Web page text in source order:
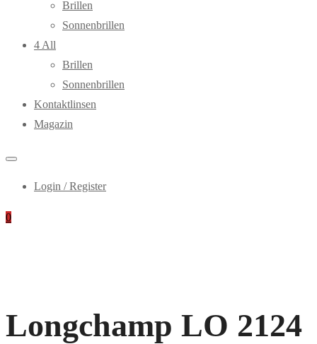
Brillen
Sonnenbrillen
4 All
Brillen
Sonnenbrillen
Kontaktlinsen
Magazin
Login / Register
0
Longchamp LO 2124